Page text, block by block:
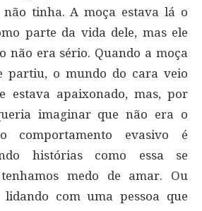
não tinha. A moça estava lá o
parte da vida dele, mas ele
não era sério. Quando a moça
partiu, o mundo do cara veio
estava apaixonado, mas, por
imaginar que não era o
comportamento evasivo é
histórias como essa se
medo de amar. Ou
lidando com uma pessoa que